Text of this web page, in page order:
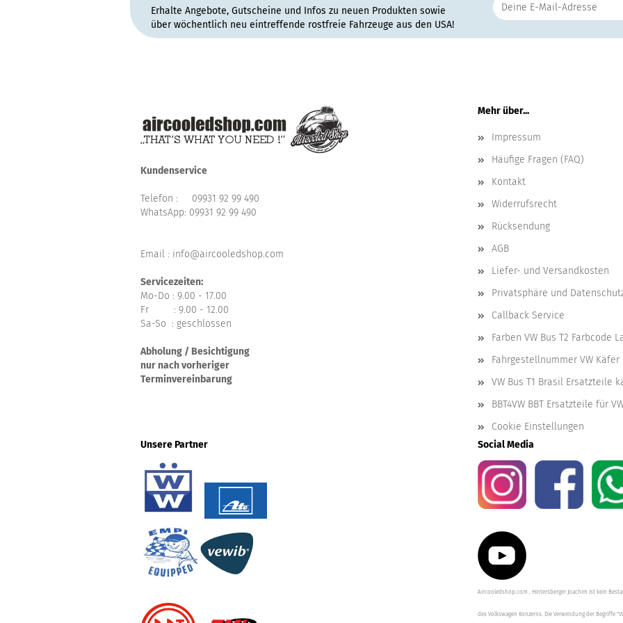
Erhalte Angebote, Gutscheine und Infos zu neuen Produkten sowie
über wöchentlich neu eintreffende rostfreie Fahrzeuge aus den USA!
Kundenservice
Telefon : 09931 92 99 490
WhatsApp: 09931 92 99 490
Email : info@aircooledshop.com
Servicezeiten:
Mo-Do : 9.00 - 17.00
Fr : 9.00 - 12.00
Sa-So : geschlossen
Abholung / Besichtigung
nur nach vorheriger
Terminvereinbarung
Mehr über...
Impressum
Häufige Fragen (FAQ)
Kontakt
Widerrufsrecht
Rücksendung
AGB
Liefer- und Versandkosten
Privatsphäre und
Callback Service
Farben VW Bus T2 Farbcode
Fahrgestellnummer VW Käfer
VW Bus T1 Brasil Ersatzteile
BBT4VW BBT Ersatzteile für
Cookie Einstellungen
Unsere Partner
Social Media
Aircooledshop.com , Hintersberger Joachim ist kein
des Volkswagen Konzerns. Die Verwendung der Begriffe